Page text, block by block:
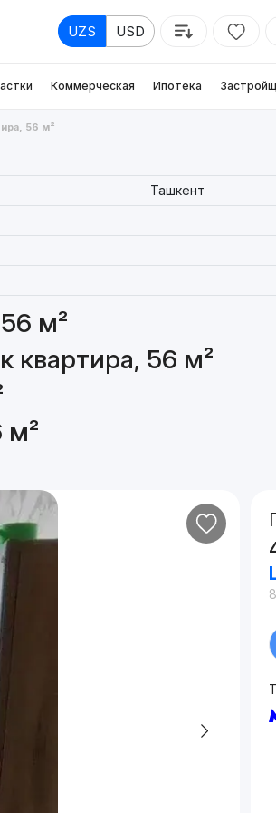
UZS USD
Коммерческая Ипотека
56 м²
Ташкент
м²
квартира, 56 м²
м²